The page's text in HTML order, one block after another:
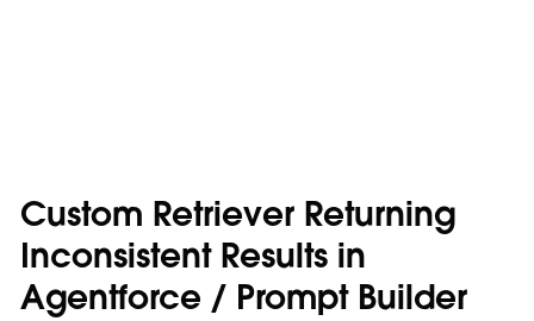
Custom Retriever Returning
Inconsistent Results in
Agentforce / Prompt Builder